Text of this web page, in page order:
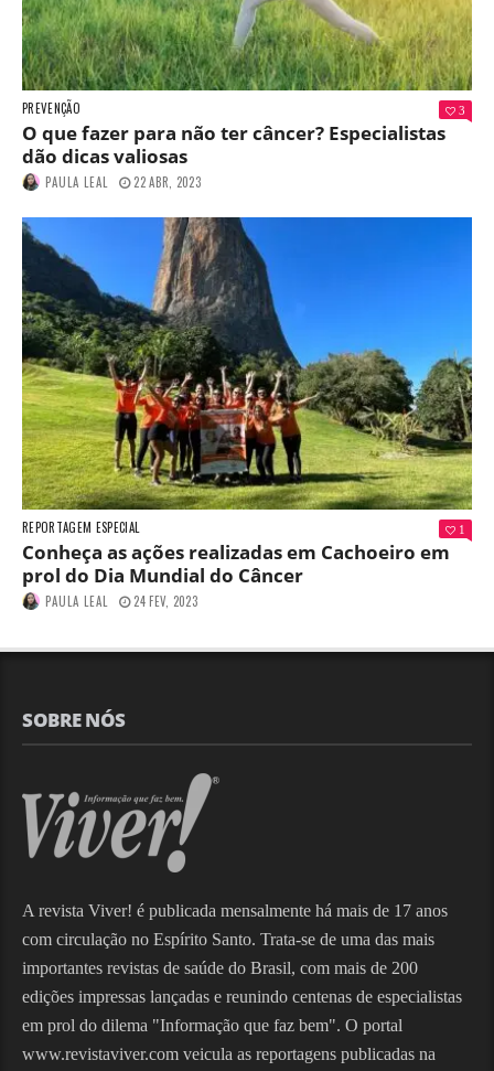
PREVENÇÃO 3
O que fazer para não ter câncer? Especialistas
dão dicas valiosas
PAULA LEAL 22 ABR, 2023
REPORTAGEM ESPECIAL 1
Conheça as ações realizadas em Cachoeiro em
prol do Dia Mundial do Câncer
PAULA LEAL 24 FEV, 2023
SOBRE NÓS
A revista Viver! é publicada mensalmente há mais de 17 anos
com circulação no Espírito Santo. Trata-se de uma das mais
importantes revistas de saúde do Brasil, com mais de 200
edições impressas lançadas e reunindo centenas de especialistas
em prol do dilema "Informação que faz bem". O portal
www.revistaviver.com veicula as reportagens publicadas na